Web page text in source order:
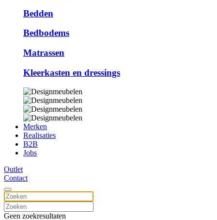
Bedden
Bedbodems
Matrassen
Kleerkasten en dressings
Merken
Realisaties
B2B
Jobs
Outlet
Contact
Geen zoekresultaten